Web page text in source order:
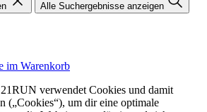
Alle Suchergebnisse anzeigen
im Warenkorb
21RUN verwendet Cookies und damit
(„Cookies“), um dir eine optimale